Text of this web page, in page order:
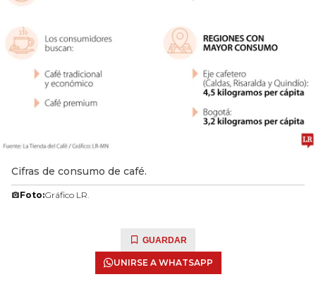
Cifras de consumo de café.
Foto:Gráfico LR.
GUARDAR
UNIRSE A WHATSAPP